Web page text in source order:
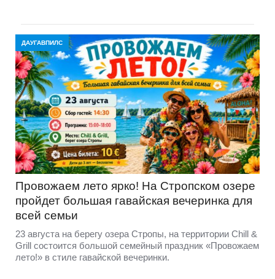
ДАУГАВПИЛС
Провожаем лето ярко! На Стропском озере
пройдет большая гавайская вечеринка для
всей семьи
23 августа на берегу озера Стропы, на территории Chill &
Grill состоится большой семейный праздник «Провожаем
лето!» в стиле гавайской вечеринки.